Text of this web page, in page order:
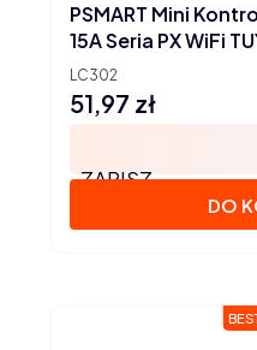
LC302
PSMART Mini
15A Seria PX WiFi
Cena
51,97 zł
ZAPISZ
DO